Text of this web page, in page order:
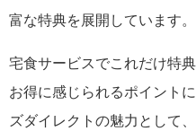
富な特典を展開しています。
宅食サービスでこれだけ特
お得に感じられるポイント
ズダイレクトの魅力として